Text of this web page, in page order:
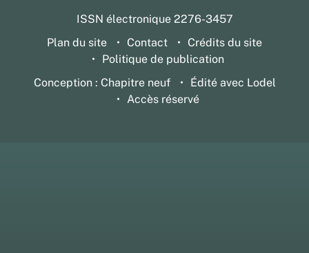
ISSN électronique 2276-3457
Plan du site
Contact
Crédits du site
Politique de publication
Conception : Chapitre neuf
Édité avec Lodel
Accès réservé